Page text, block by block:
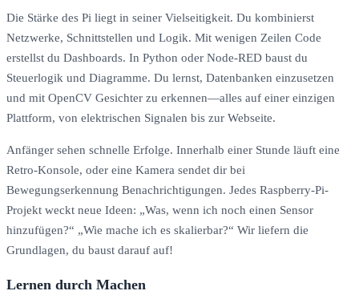
Die Stärke des Pi liegt in seiner Vielseitigkeit. Du kombinierst
Netzwerke, Schnittstellen und Logik. Mit wenigen Zeilen Code
erstellst du Dashboards. In Python oder Node-RED baust du
Steuerlogik und Diagramme. Du lernst, Datenbanken einzusetzen
und mit OpenCV Gesichter zu erkennen—alles auf einer einzigen
Plattform, von elektrischen Signalen bis zur Webseite.
Anfänger sehen schnelle Erfolge. Innerhalb einer Stunde läuft eine
Retro-Konsole, oder eine Kamera sendet dir bei
Bewegungserkennung Benachrichtigungen. Jedes Raspberry-Pi-
Projekt weckt neue Ideen: „Was, wenn ich noch einen Sensor
hinzufügen?“ „Wie mache ich es skalierbar?“ Wir liefern die
Grundlagen, du baust darauf auf!
Lernen durch Machen